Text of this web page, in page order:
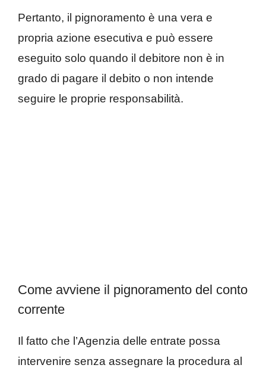
Pertanto, il pignoramento è una vera e
propria azione esecutiva e può essere
eseguito solo quando il debitore non è in
grado di pagare il debito o non intende
seguire le proprie responsabilità.
Come avviene il pignoramento del conto
corrente
Il fatto che l’Agenzia delle entrate possa
intervenire senza assegnare la procedura al